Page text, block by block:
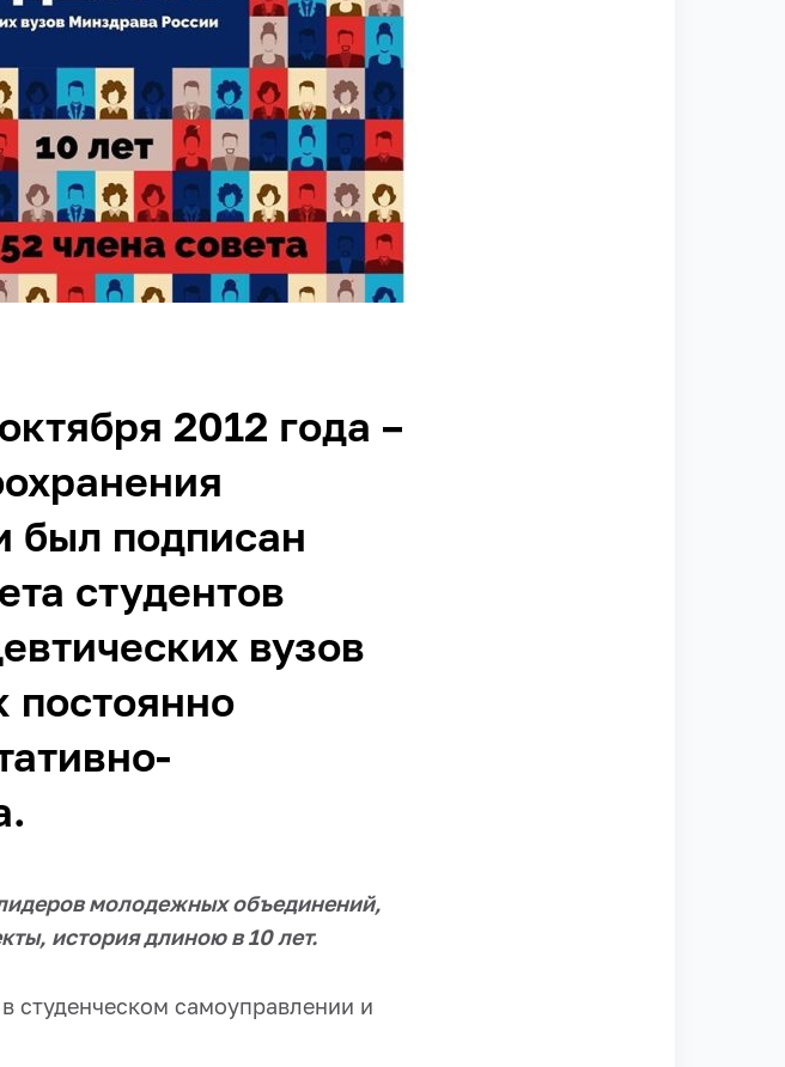
2012 года –
был подписан
студентов
вузов
постоянно
молодежных объединений,
история длиною в 10 лет.
студенческом самоуправлении и